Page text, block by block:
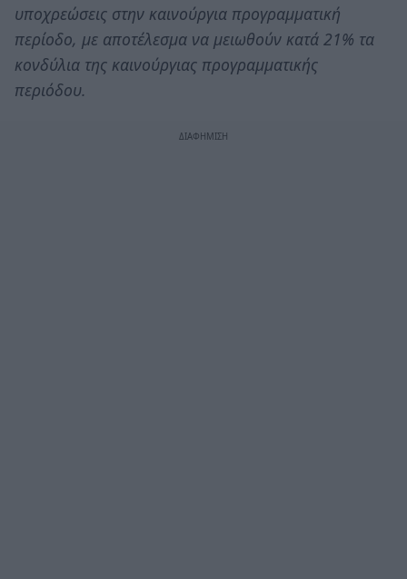
υποχρεώσεις στην καινούργια προγραμματική
περίοδο, με αποτέλεσμα να μειωθούν κατά 21% τα
κονδύλια της καινούργιας προγραμματικής
περιόδου.